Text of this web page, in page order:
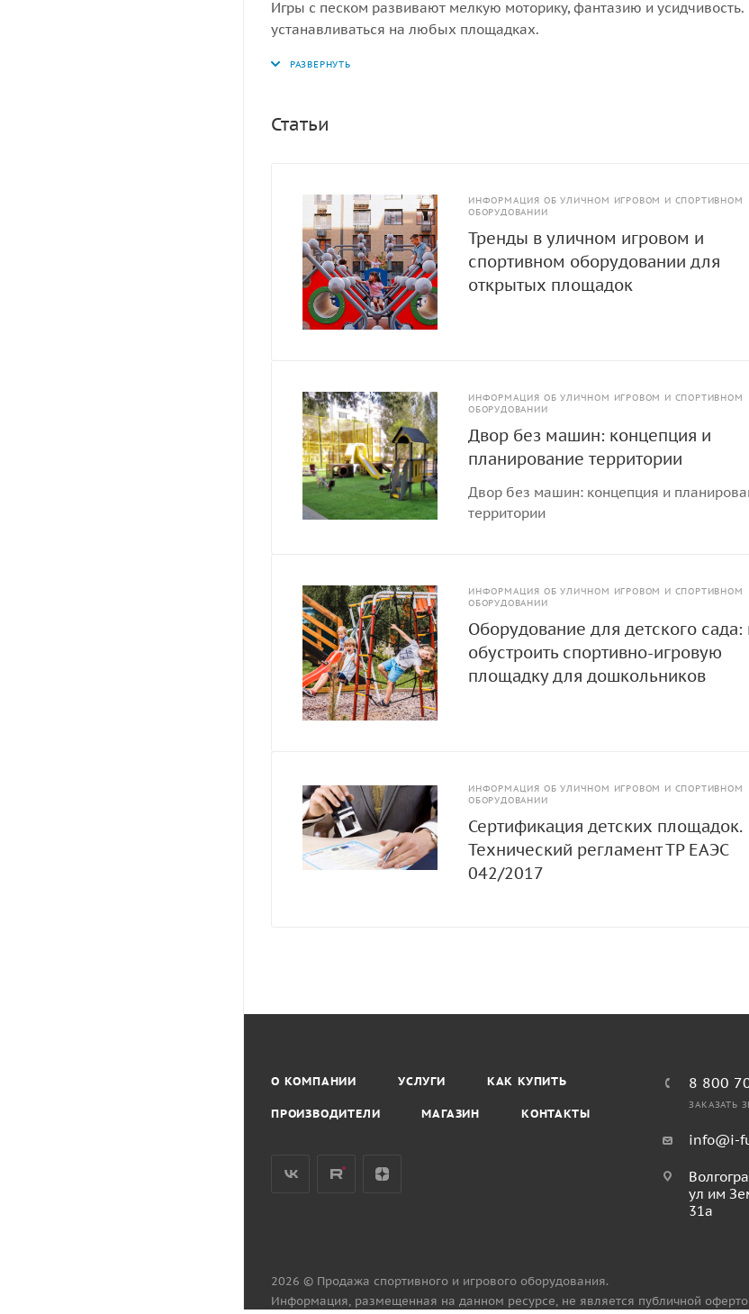
Игры с песком развивают мелкую моторику, фантазию и
устанавливаться на любых площадках.
Статьи
ИНФОРМАЦИЯ ОБ УЛИЧНОМ ИГРОВОМ И СПОРТИВНОМ
ОБОРУДОВАНИИ
Тренды в уличном игровом и
спортивном оборудовании для
открытых площадок
ИНФОРМАЦИЯ ОБ УЛИЧНОМ ИГРОВОМ И СПОРТИВНОМ
ОБОРУДОВАНИИ
Двор без машин: концепция и
планирование территории
Двор без машин: концепция и
территории
ИНФОРМАЦИЯ ОБ УЛИЧНОМ ИГРОВОМ И СПОРТИВНОМ
ОБОРУДОВАНИИ
Оборудование для детского сада:
обустроить спортивно-игровую
площадку для дошкольников
ИНФОРМАЦИЯ ОБ УЛИЧНОМ ИГРОВОМ И СПОРТИВНОМ
ОБОРУДОВАНИИ
Сертификация детских площадок.
Технический регламент ТР ЕАЭС
042/2017
О КОМПАНИИ УСЛУГИ КАК КУПИТЬ
ПРОИЗВОДИТЕЛИ МАГАЗИН КОНТАКТЫ
8 800
ЗАКАЗАТЬ
info@i-
ул им
31а
2026 © Продажа спортивного и игрового оборудования.
Информация, размещенная на данном ресурсе, не является публичной